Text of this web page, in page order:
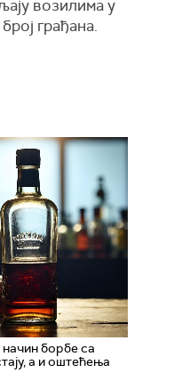
возилима у
грађана.
борбе са
а и оштећења